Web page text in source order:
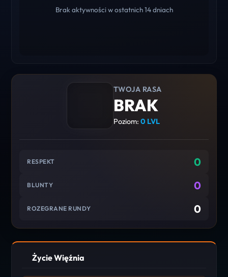
Brak aktywności w ostatnich 14 dniach
TWOJA RASA
BRAK
Poziom: 0 LVL
RESPEKT 0
BLUNTY 0
ROZEGRANE RUNDY 0
Życie Więźnia